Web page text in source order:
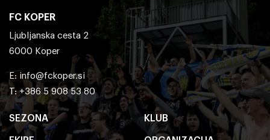
SEZONA KLUB
FC KOPER
Ljubljanska cesta 2
6000 Koper
E: info@fckoper.si
T: +386 5 908 53 80